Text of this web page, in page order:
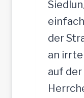
der
an
auf der